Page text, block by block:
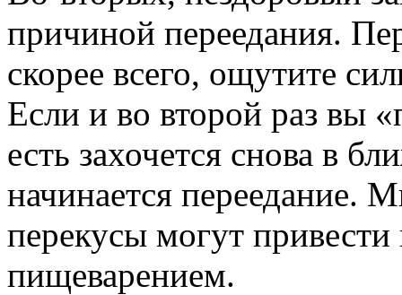
причиной переедания.
скорее всего, ощутите
Если и во второй раз вы
есть захочется снова в
начинается переедание.
перекусы могут
пищеварением.